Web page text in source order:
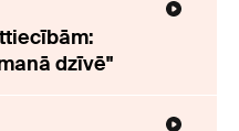
dzīvē"